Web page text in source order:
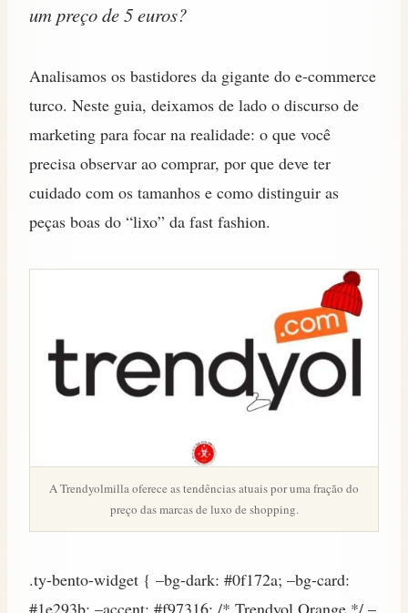
um preço de 5 euros?
Analisamos os bastidores da gigante do e-commerce
turco. Neste guia, deixamos de lado o discurso de
marketing para focar na realidade: o que você
precisa observar ao comprar, por que deve ter
cuidado com os tamanhos e como distinguir as
peças boas do “lixo” da fast fashion.
A Trendyolmilla oferece as tendências atuais por uma fração do
preço das marcas de luxo de shopping.
.ty-bento-widget { –bg-dark: #0f172a; –bg-card:
#1e293b; –accent: #f97316; /* Trendyol Orange */ –